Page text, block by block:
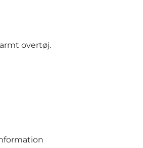
overtøj.